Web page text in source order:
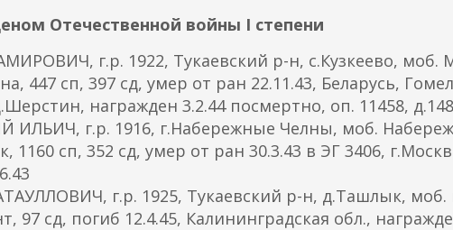
Отечественной войны I степени
г.р. 1922, Тукаевский р-н, с.Кузкеево, моб.
447 сп, 397 сд, умер от ран 22.11.43, Беларусь,
награжден 3.2.44 посмертно, оп. 11458, д.148
г.р. 1916, г.Набережные Челны, моб.
1160 сп, 352 сд, умер от ран 30.3.43 в ЭГ 3406,
г.р. 1925, Тукаевский р-н, д.Ташлык, моб.
97 сд, погиб 12.4.45, Калининградская обл.,